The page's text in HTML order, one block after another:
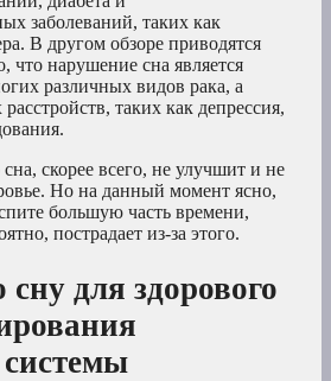
заболеваний, таких как
В другом обзоре приводятся
что нарушение сна является
различных видов рака, а
таких как депрессия,
скорее всего, не улучшит и не
Но на данный момент ясно,
большую часть времени,
пострадает из-за этого.
сну для здорового